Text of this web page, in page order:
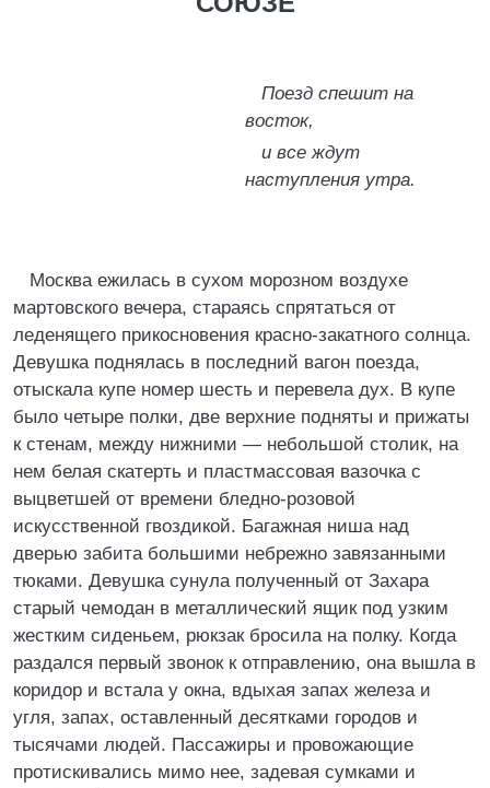
Поезд спешит на
восток,
и все ждут
наступления утра.
Москва ежилась в сухом морозном воздухе
мартовского вечера, стараясь спрятаться от
леденящего прикосновения красно-закатного солнца.
Девушка поднялась в последний вагон поезда,
отыскала купе номер шесть и перевела дух. В купе
было четыре полки, две верхние подняты и прижаты
к стенам, между нижними — небольшой столик, на
нем белая скатерть и пластмассовая вазочка с
выцветшей от времени бледно-розовой
искусственной гвоздикой. Багажная ниша над
дверью забита большими небрежно завязанными
тюками. Девушка сунула полученный от Захара
старый чемодан в металлический ящик под узким
жестким сиденьем, рюкзак бросила на полку. Когда
раздался первый звонок к отправлению, она вышла в
коридор и встала у окна, вдыхая запах железа и
угля, запах, оставленный десятками городов и
тысячами людей. Пассажиры и провожающие
протискивались мимо нее, задевая сумками и